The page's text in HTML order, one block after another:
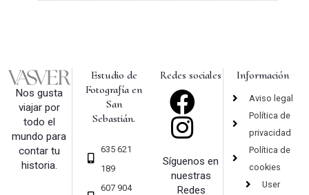
Nos gusta
viajar por
todo el
mundo para
contar tu
historia.
Estudio de
Fotografía en
San
Sebastián.
635 621
189
607 904
Redes sociales
Síguenos en
nuestras
Redes
Información
Aviso legal
Política de
privacidad
Política de
cookies
User